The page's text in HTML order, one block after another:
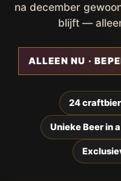
na december
blijft —
ALLEEN NU ·
24
Unieke Beer in